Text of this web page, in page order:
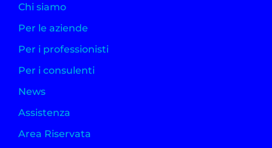
Chi siamo
Per le aziende
Per i professionisti
Per i consulenti
News
Assistenza
Area Riservata